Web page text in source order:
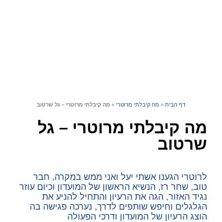
דף הבית » מה קיבלתי מרוטרי » מה קיבלתי מרוטרי – גל שרטוב
מה קיבלתי מרוטרי – גל
שרטוב
לרוטרי הגענו אשתי יעל ואני ממש במקרה, חבר
טוב, שחר רז, הנשיא הראשון של המועדון וכיום עוזר
נגיד האזור, הגה את הרעיון והתחיל להניע את
הגלגלים וחיפש שותפים לדרך, נערכה פגישה בה
הוצג הרעיון של המועדון ודרכי הפעולה